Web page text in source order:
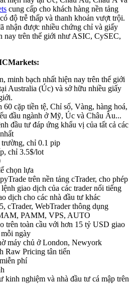
cung cấp cho khách hàng nền tảng
độ trễ thấp và thanh khoản vượt trội.
nhận được nhiều chứng chỉ và giấy
nay trên thế giới như ASIC, CySEC,
minh bạch nhất hiện nay trên thế giới
Australia (Úc) và sở hữu nhiều giấy
cặp tiền tệ, Chỉ số, Vàng, hàng hoá,
đầu ngành ở Mỹ, Úc và Châu Âu...
đầu tư đáp ứng khẩu vị của tất cả các
trường, chỉ 0.1 pip
chỉ 3.5$/lot
chọn lựa
trên nền tảng cTrader, cho phép
giao dịch của các trader nổi tiếng
dịch cho các nhà đầu tư khác
cTrader, WebTrader thông dụng
PAMM, VPS, AUTO
trên toàn cầu với hơn 15 tỷ USD giao
ngày
máy chủ ở London, Newyork
Raw Pricing tân tiến
phí
kinh nghiệm và nhà đầu tư cá mập trên